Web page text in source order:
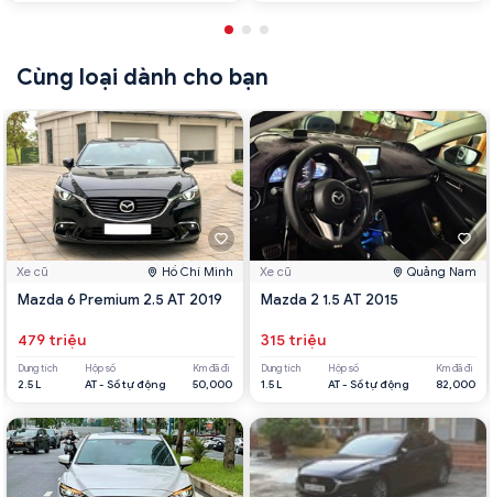
Cùng loại dành cho bạn
Xe cũ Hồ Chí Minh
Mazda 6 Premium 2.5 AT 2019
479 triệu
Dung tích
2.5 L
Hộp số
AT - Số tự động
Km đã đi
50,000
Xe cũ Quảng Nam
Mazda 2 1.5 AT 2015
315 triệu
Dung tích
1.5 L
Hộp số
AT - Số tự động
Km đã đi
82,000